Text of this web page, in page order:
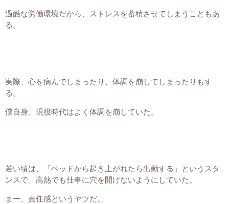
過酷な労働環境だから、ストレスを蓄積させてしまうこともあ
る。
実際、心を病んでしまったり、体調を崩してしまったりもす
る。
僕自身、現役時代はよく体調を崩していた。
若い頃は、「ベッドから起き上がれたら出勤する」というスタ
ンスで、高熱でも仕事に穴を開けないようにしていた。
まー、責任感というヤツだ。